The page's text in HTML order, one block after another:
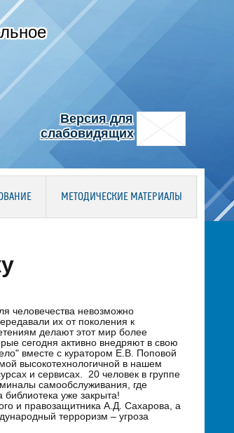
Версия для
слабовидящих
МЕТОДИЧЕСКИЕ МАТЕРИАЛЫ
человечества невозможно
их от поколения к
делают этот мир более
сегодня активно внедряют в свою
вместе с куратором Е.В. Поповой
высокотехнологичной в нашем
и сервисах. 20 человек в группе
самообслуживания, где
библиотека уже закрыта!
и правозащитника А.Д. Сахарова, а
терроризм – угроза